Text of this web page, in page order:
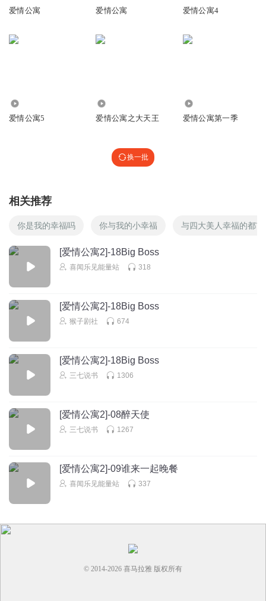
回复
回复 2020-04-11 1
霸气女孩子回复 @霸气女孩子 :
黄金VlP
好听(✪▽✪)
我为谁_j6
好听
2018-12-01
好听😄
听友394595719
爱情公寓 爱情公寓 爱情公寓4
爱情公寓5 爱情公寓之大天王 爱情公寓第一季
换一批
相关推荐
你是我的幸福吗 你与我的小幸福 与四大美人幸福的都市
[爱情公寓2]-18Big Boss
喜闻乐见能量站 318
[爱情公寓2]-18Big Boss
猴子剧社 674
[爱情公寓2]-18Big Boss
三七说书 1306
[爱情公寓2]-08醉天使
三七说书 1267
[爱情公寓2]-09谁来一起晚餐
喜闻乐见能量站 337
© 2014-2026 喜马拉雅 版权所有